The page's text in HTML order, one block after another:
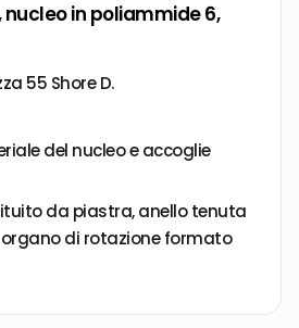
in poliammide 6,
55 Shore D.
del nucleo e accoglie
da piastra, anello tenuta
organo di rotazione formato
con anello parapolvere